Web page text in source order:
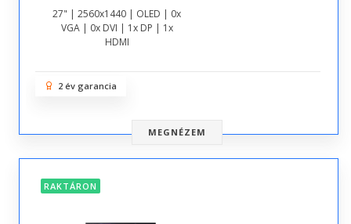
27" | 2560x1440 | OLED | 0x
VGA | 0x DVI | 1x DP | 1x
HDMI
2 év garancia
MEGNÉZEM
RAKTÁRON